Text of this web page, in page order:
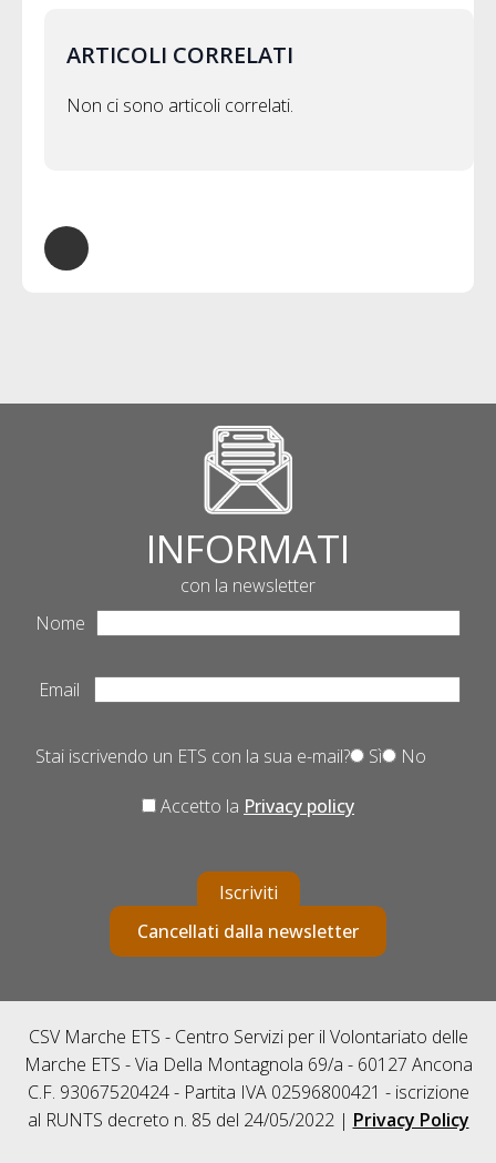
ARTICOLI CORRELATI
Non ci sono articoli correlati.
INFORMATI
con la newsletter
Nome
Email
Stai iscrivendo un ETS con la sua e-mail? Sì No
Accetto la Privacy policy
Iscriviti
Cancellati dalla newsletter
CSV Marche ETS - Centro Servizi per il Volontariato delle
Marche ETS - Via Della Montagnola 69/a - 60127 Ancona
C.F. 93067520424 - Partita IVA 02596800421 - iscrizione
al RUNTS decreto n. 85 del 24/05/2022 | Privacy Policy